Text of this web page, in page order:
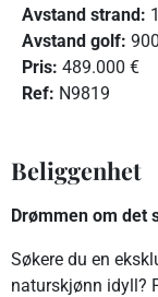
Avstand strand:
Avstand golf:
Pris: 489.000 €
Ref: N9819
Beliggenhet
Drømmen om det
Søkere du en
naturskjønn idyll?